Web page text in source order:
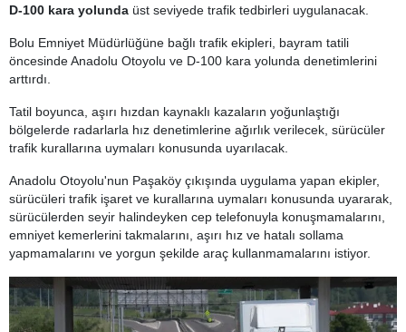
D-100 kara yolunda üst seviyede trafik tedbirleri uygulanacak.
Bolu Emniyet Müdürlüğüne bağlı trafik ekipleri, bayram tatili
öncesinde Anadolu Otoyolu ve D-100 kara yolunda denetimlerini
arttırdı.
Tatil boyunca, aşırı hızdan kaynaklı kazaların yoğunlaştığı
bölgelerde radarlarla hız denetimlerine ağırlık verilecek, sürücüler
trafik kurallarına uymaları konusunda uyarılacak.
Anadolu Otoyolu'nun Paşaköy çıkışında uygulama yapan ekipler,
sürücüleri trafik işaret ve kurallarına uymaları konusunda uyararak,
sürücülerden seyir halindeyken cep telefonuyla konuşmamalarını,
emniyet kemerlerini takmalarını, aşırı hız ve hatalı sollama
yapmamalarını ve yorgun şekilde araç kullanmamalarını istiyor.